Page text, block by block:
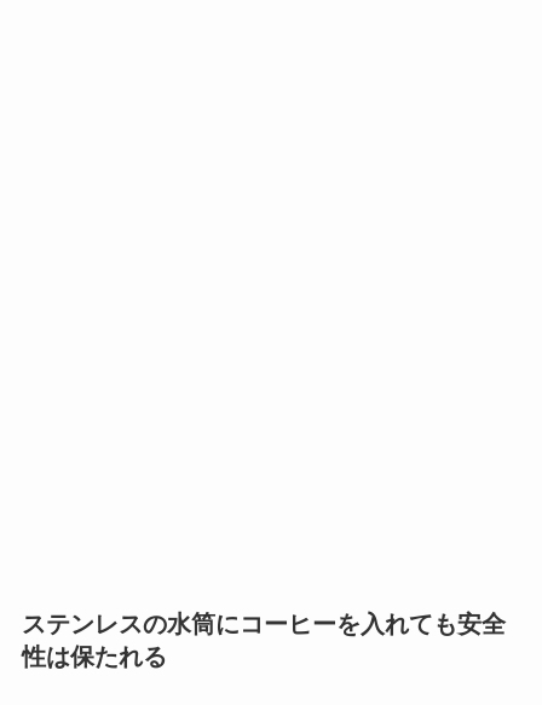
ステンレスの水筒にコーヒーを入れても安全
性は保たれる